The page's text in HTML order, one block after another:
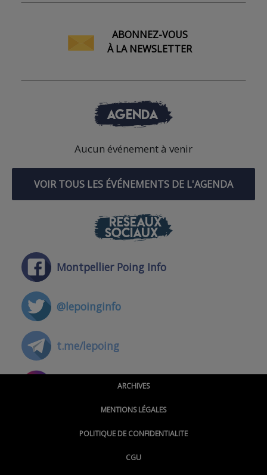
ABONNEZ-VOUS
À LA NEWSLETTER
AGENDA
Aucun événement à venir
VOIR TOUS LES ÉVÉNEMENTS DE L'AGENDA
RÉSEAUX
SOCIAUX
Montpellier Poing Info
@lepoinginfo
t.me/lepoing
@montpellierpoinginfo
@LePoingMontpellier
ARCHIVES
MENTIONS LÉGALES
POLITIQUE DE CONFIDENTIALITE
CGU